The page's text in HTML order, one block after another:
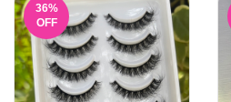
36%
OFF